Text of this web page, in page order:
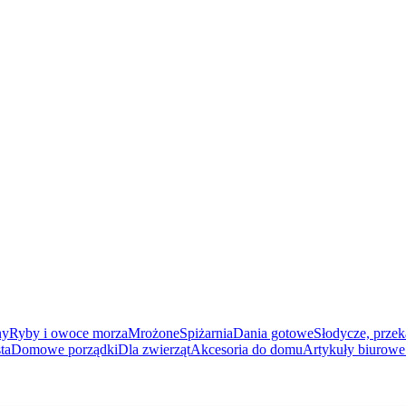
Ryby i owoce morzaMrożoneSpiżarniaDania gotoweSłodycze,
Domowe porządkiDla zwierzątAkcesoria do domuArtykuły